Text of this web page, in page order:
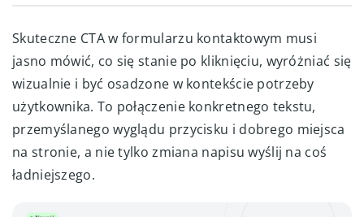
Skuteczne CTA w formularzu kontaktowym musi
jasno mówić, co się stanie po kliknięciu, wyróżniać się
wizualnie i być osadzone w kontekście potrzeby
użytkownika. To połączenie konkretnego tekstu,
przemyślanego wyglądu przycisku i dobrego miejsca
na stronie, a nie tylko zmiana napisu wyślij na coś
ładniejszego.